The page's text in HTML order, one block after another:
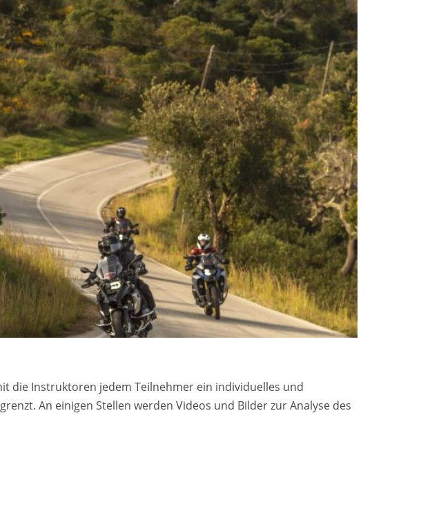
die Instruktoren jedem Teilnehmer ein individuelles und
An einigen Stellen werden Videos und Bilder zur Analyse des